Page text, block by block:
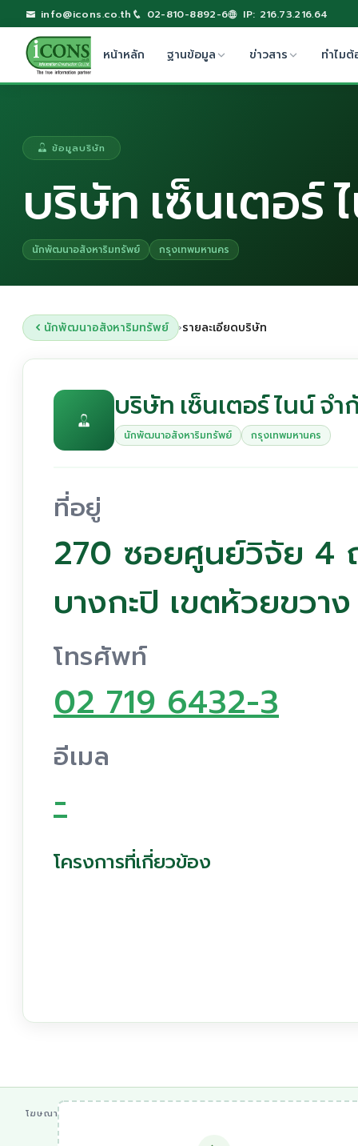
info@icons.co.th 02-810-8892-6 IP: 216.73.216.64
หน้าหลัก ฐานข้อมูล ข่าวสาร ทำไมต้
ข้อมูลบริษัท
บริษัท เซ็นเตอร์
นักพัฒนาอสังหาริมทรัพย์ กรุงเทพมหานคร
นักพัฒนาอสังหาริมทรัพย์ ›รายละเอียดบริษัท
บริษัท เซ็นเตอร์ ไนน์ จำ
นักพัฒนาอสังหาริมทรัพย์ กรุงเทพมหานคร
ที่อยู่
270 ซอยศูนย์วิจัย 4
บางกะปิ เขตห้วยขวา
โทรศัพท์
02 719 6432-3
อีเมล
-
โครงการที่เกี่ยวข้อง
โฆษณา